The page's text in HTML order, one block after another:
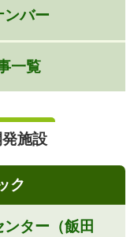
ンバー
一覧
施設
ク
ター（飯田